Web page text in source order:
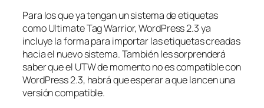
Para los que ya tengan un sistema de etiquetas
como Ultimate Tag Warrior, WordPress 2.3 ya
incluye la forma para importar las etiquetas creadas
hacia el nuevo sistema. También les sorprenderá
saber que el UTW de momento no es compatible con
WordPress 2.3, habrá que esperar a que lancen una
versión compatible.